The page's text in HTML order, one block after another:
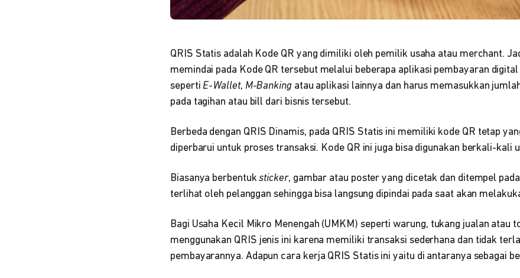
QRIS Statis adalah Kode QR yang dimiliki oleh pemilik usaha atau merchant.
memindai pada Kode QR tersebut melalui beberapa aplikasi pembayaran digital
sepertiE-Wallet, M-Banking atau aplikasi lainnya dan harus memasukkan
pada tagihan atau bill dari bisnis tersebut.
Berbeda dengan QRIS Dinamis, pada QRIS Statis ini memiliki kode QR tetap
diperbarui untuk proses transaksi. Kode QR ini juga bisa digunakan berkali-kali
Biasanya berbentuksticker, gambar atau poster yang dicetak dan ditempel
terlihat oleh pelanggan sehingga bisa langsung dipindai pada saat akan
Bagi Usaha Kecil Mikro Menengah (UMKM) seperti warung, tukang jualan atau
menggunakan QRIS jenis ini karena memiliki transaksi sederhana dan tidak
pembayarannya. Adapun cara kerja QRIS Statis ini yaitu di antaranya sebagai